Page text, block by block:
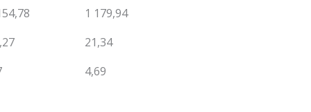
1 179,94
21,34
4,69